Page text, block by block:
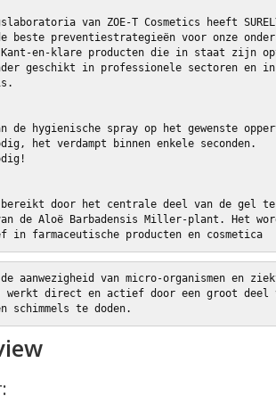
van ZOE-T Cosmetics heeft
beste preventiestrategieën voor onze
en-klare producten die in staat zijn
geschikt in professionele sectoren en in
de hygienische spray op het gewenste
het verdampt binnen enkele seconden.
bereikt door het centrale deel van de gel
de Aloë Barbadensis Miller-plant. Het
farmaceutische producten en cosmetica
de aanwezigheid van micro-organismen en
werkt direct en actief door een groot deel
schimmels te doden.